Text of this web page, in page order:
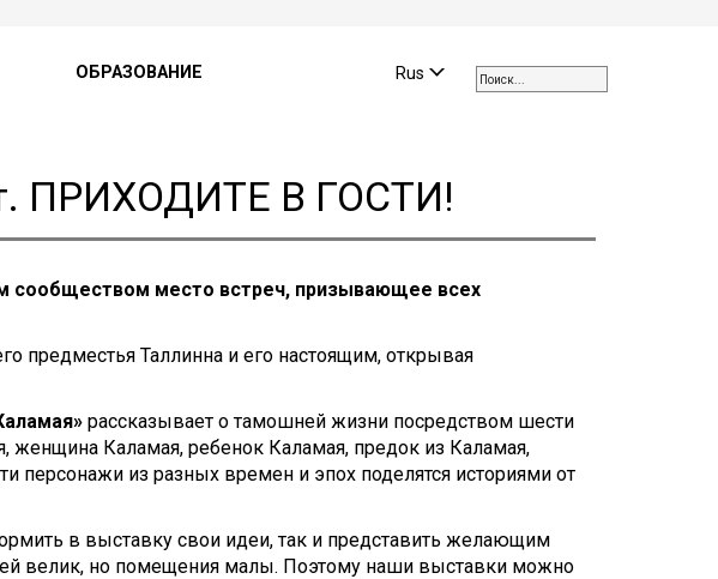
the
up
Rus
ОБРАЗОВАНИЕ
ПРИХОДИТЕ В ГОСТИ!
сообществом место встреч, призывающее всех
предместья Таллинна и его настоящим, открывая
рассказывает о тамошней жизни посредством шести
женщина Каламая, ребенок Каламая, предок из Каламая,
персонажи из разных времен и эпох поделятся историями от
в выставку свои идеи, так и представить желающим
велик, но помещения малы. Поэтому наши выставки можно